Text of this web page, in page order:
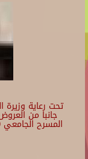
تحت رعاية
جانبا من